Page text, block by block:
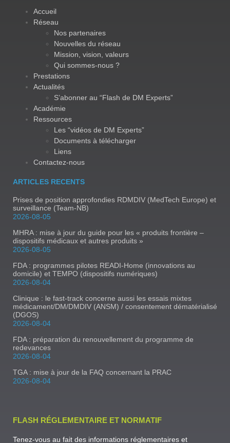
Accueil
Réseau
Nos partenaires
Nouvelles du réseau
Mission, vision, valeurs
Qui sommes-nous ?
Prestations
Actualités
S’abonner au “Flash de DM Experts”
Académie
Ressources
Les “vidéos de DM Experts”
Documents à télécharger
Liens
Contactez-nous
ARTICLES RECENTS
Prises de position approfondies RDMDIV (MedTech Europe) et
surveillance (Team-NB)
2026-08-05
MHRA : mise à jour du guide pour les « produits frontière –
dispositifs médicaux et autres produits »
2026-08-05
FDA : programmes pilotes READI-Home (innovations au
domicile) et TEMPO (dispositifs numériques)
2026-08-04
Clinique : le fast-track concerne aussi les essais mixtes
médicament/DM/DMDIV (ANSM) / consentement dématérialisé
(DGOS)
2026-08-04
FDA : préparation du renouvellement du programme de
redevances
2026-08-04
TGA : mise à jour de la FAQ concernant la PRAC
2026-08-04
FLASH RÉGLEMENTAIRE ET NORMATIF
Tenez-vous au fait des informations réglementaires et